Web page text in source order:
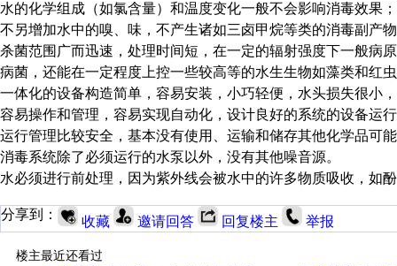
水的化学组成（如氯含量）和温度变化一般不会影响消毒效果；
不另增加水中的嗅、味，不产生诸如三卤甲烷等类的消毒副产
杀菌范围广而迅速，处理时间短，在一定的辐射强度下一般病
病菌，还能在一定程度上控一些较高等的水生生物如藻类和红
一体化的设备构造简单，容易安装，小巧轻便，水头损失很小
容易操作和管理，容易实现自动化，设计良好的系统的设备运
运行管理比较安全，基本没有使用、运输和储存其他化学品可
消毒系统除了必须运行的水泵以外，没有其他噪音源。
水必须进行前处理，因为紫外线会被水中的许多物质吸收，如
分享到： 收藏 邀请回答 回复楼主 举报
楼主最近还看过